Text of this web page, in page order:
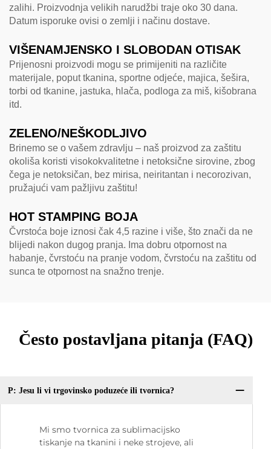
zalihi. Proizvodnja velikih narudžbi traje oko 30 dana.
Datum isporuke ovisi o zemlji i načinu dostave.
VIŠENAMJENSKO I SLOBODAN OTISAK
Prijenosni proizvodi mogu se primijeniti na različite
materijale, poput tkanina, sportne odjeće, majica, šešira,
torbi od tkanine, jastuka, hlača, podloga za miš, kišobrana
itd.
ZELENO/NEŠKODLJIVO
Brinemo se o vašem zdravlju – naš proizvod za zaštitu
okoliša koristi visokokvalitetne i netoksične sirovine, zbog
čega je netoksičan, bez mirisa, neiritantan i necorozivan,
pružajući vam pažljivu zaštitu!
HOT STAMPING BOJA
Čvrstoća boje iznosi čak 4,5 razine i više, što znači da ne
blijedi nakon dugog pranja. Ima dobru otpornost na
habanje, čvrstoću na pranje vodom, čvrstoću na zaštitu od
sunca te otpornost na snažno trenje.
Često postavljana pitanja (FAQ)
P: Jesu li vi trgovinsko poduzeće ili tvornica?
Mi smo tvornica za sublimacijsko
tiskanje na tkanini i neke strojeve, ali